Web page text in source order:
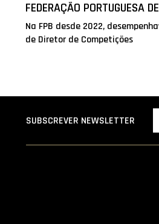
FEDERAÇÃO PORTUGUESA
Na FPB desde 2022,
de Diretor de Competições
SUBSCREVER NEWSLETTER